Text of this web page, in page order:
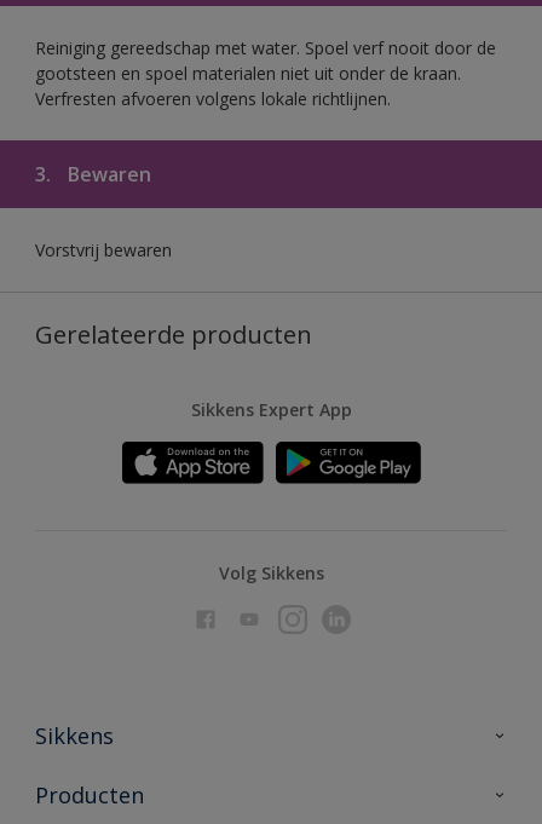
Reiniging gereedschap met water. Spoel verf nooit door de
gootsteen en spoel materialen niet uit onder de kraan.
Verfresten afvoeren volgens lokale richtlijnen.
3. Bewaren
Vorstvrij bewaren
Gerelateerde producten
Sikkens Expert App
Volg Sikkens
Sikkens
Over Sikkens
Producten